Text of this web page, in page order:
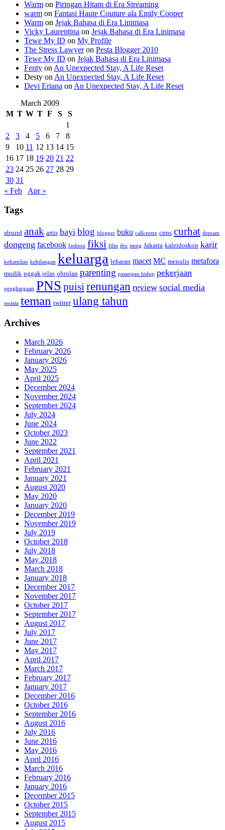
Warm on Piringan Hitam di Era Streaming
warm on Fantasi Haute Couture ala Emily Cooper
Warm on Jejak Bahasa di Era Linimasa
Vicky Laurentina on Jejak Bahasa di Era Linimasa
Tewe My ID on My Profile
The Stress Lawyeron Pesta Blogger 2010
Tewe My ID on Jejak Bahasa di Era Linimasa
Fenty on An Unexpected Stay, A Life Reset
Desty on An Unexpected Stay, A Life Reset
Devi Eriana on An Unexpected Stay, A Life Reset
March 2009
M T W T F S
S
1
2
3 4 5 6 7
8
9
10 11 12 13 14 15
16 17 18 19 20 21 22
23 24 25 26 27 28 29
30 31
« Feb
Apr »
Tags
absurd anak artis bayi blog blogger buku callcentre cpns curhat demam
dongeng facebook fashion fiksi film ibu iseng Jakarta kaleidoskop karir
kehamilan kehilangan keluarga lebaran macet MC menulis metafora
mudik nggak jelas obrolan parenting pasangan hidup pekerjaan
penghargaan PNS puisirenungan review social media
swasta teman twitter ulang tahun
Archives
March 2026
February 2026
January 2026
May 2025
April 2025
December 2024
November 2024
September 2024
July 2024
June 2024
October 2023
June 2022
September 2021
April 2021
February 2021
January 2021
August 2020
May 2020
January 2020
December 2019
November 2019
July 2019
October 2018
July 2018
May 2018
March 2018
January 2018
December 2017
November 2017
October 2017
September 2017
August 2017
July 2017
June 2017
May 2017
April 2017
March 2017
February 2017
January 2017
December 2016
October 2016
September 2016
August 2016
July 2016
June 2016
May 2016
April 2016
March 2016
February 2016
January 2016
December 2015
October 2015
September 2015
August 2015